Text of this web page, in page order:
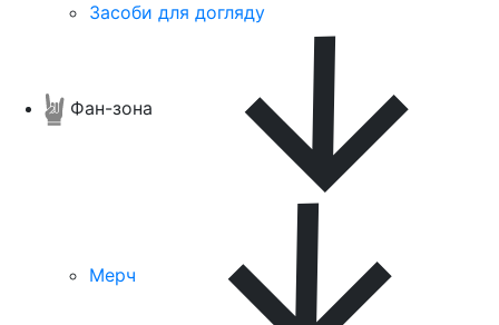
Засоби для догляду
Фан-зона
Мерч